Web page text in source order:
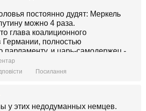
постоянно дудят: Меркель
можно 4 раза.
глава коалиционного
Германии, полностью
парламенту, и царь-самодержец -
же.
Посилання
у этих недодуманных немцев.